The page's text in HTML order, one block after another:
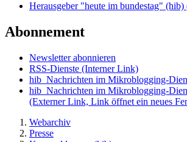
Herausgeber "heute im bundestag" (hib)
Abonnement
Newsletter abonnieren
RSS-Dienste (Interner Link)
hib_Nachrichten im Mikroblogging-
hib_Nachrichten im Mikroblogging-
(Externer Link, Link öffnet ein neues
Webarchiv
Presse